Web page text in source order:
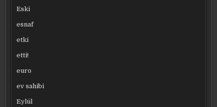
Eski
esnaf
etki
etti!
euro
ev sahibi
Eylül